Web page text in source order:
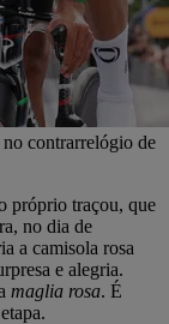
contrarrelógio de
próprio traçou, que
no dia de
a camisola rosa
e alegria.
maglia rosa. É